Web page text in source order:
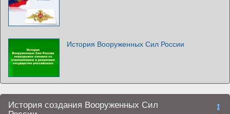
История Вооруженных Сил России
История создания Вооруженных Сил